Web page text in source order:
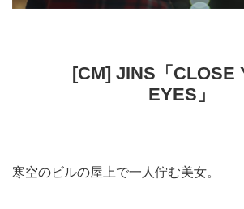
[CM] JINS「CLOSE
EYES」
寒空のビルの屋上で一人佇む美女。